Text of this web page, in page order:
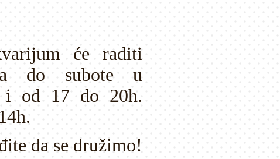
će raditi
do subote u
i od 17 do 20h.
da se družimo!